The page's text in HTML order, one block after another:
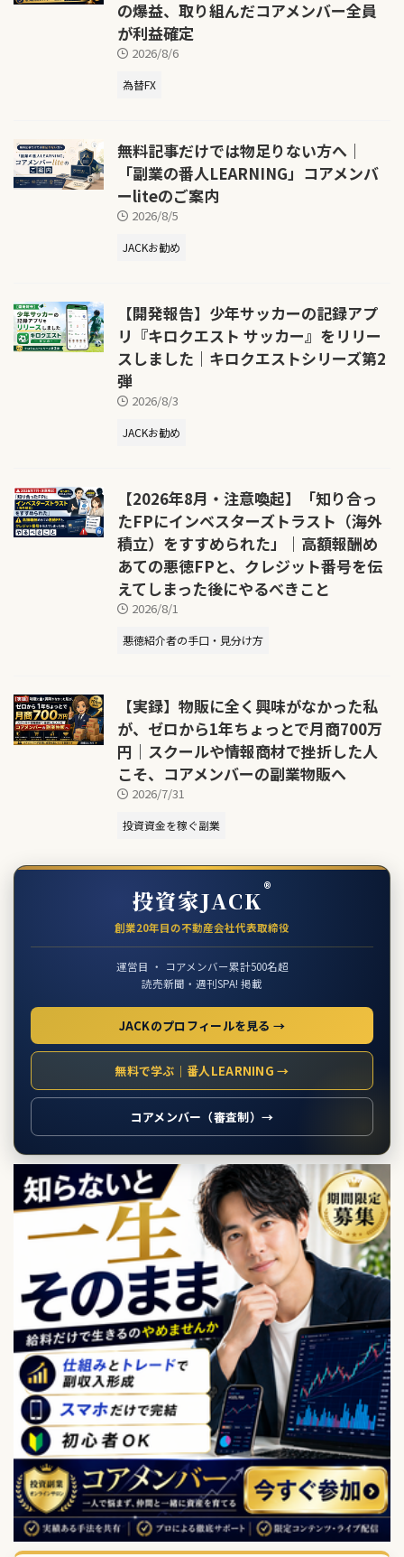
の爆益、取り組んだコアメンバー全員
が利益確定
2026/8/6
為替FX
無料記事だけでは物足りない方へ｜
「副業の番人LEARNING」コアメンバ
ーliteのご案内
2026/8/5
JACKお勧め
【開発報告】少年サッカーの記録アプ
リ『キロクエスト サッカー』をリリー
スしました｜キロクエストシリーズ第2
弾
2026/8/3
JACKお勧め
【2026年8月・注意喚起】「知り合っ
たFPにインベスターズトラスト（海外
積立）をすすめられた」｜高額報酬め
あての悪徳FPと、クレジット番号を伝
えてしまった後にやるべきこと
2026/8/1
悪徳紹介者の手口・見分け方
【実録】物販に全く興味がなかった私
が、ゼロから1年ちょっとで月商700万
円｜スクールや情報商材で挫折した人
こそ、コアメンバーの副業物販へ
2026/7/31
投資資金を稼ぐ副業
投資家JACK®
創業20年目の不動産会社代表取締役
運営目 ・ コアメンバー累計500名超
読売新聞・週刊SPA! 掲載
JACKのプロフィールを見る →
無料で学ぶ｜番人LEARNING →
コアメンバー（審査制）→